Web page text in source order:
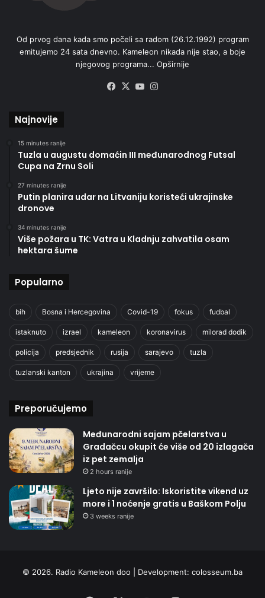
Od prvog dana kada smo počeli sa radom (26.12.1992) program
emitujemo 24 sata dnevno. Kameleon nikada nije stao, a boje
njegovog programa... Opširnije
Facebook
X YouTube
Najnovije
15 minutes ranije
Tuzla u augustu domaćin III međunarodnog Futsal
Cupa na Zrnu Soli
27 minutes ranije
Putin planira udar na Litvaniju koristeći ukrajinske
dronove
34 minutes ranije
Više požara u TK: Vatra u Kladnju zahvatila osam
hektara šume
Popularno
bih Bosna i Hercegovina Covid-19 fokus fudbal
istaknuto izrael kameleon koronavirus milorad dodik
policija predsjednik rusija sarajevo tuzla
tuzlanski kanton ukrajina vrijeme
Preporučujemo
Međunarodni sajam pčelarstva u
Gradačcu okupit će više od 20 izlagača
iz pet zemalja
2 hours ranije
Ljeto nije završilo: Iskoristite vikend uz
more i 1 noćenje gratis u Baškom Polju
3 weeks ranije
© 2026. Radio Kameleon doo | Development: colosseum.ba